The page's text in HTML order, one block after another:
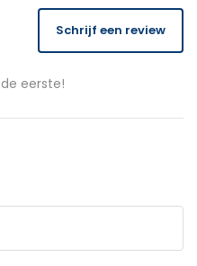
Schrijf een review
eerste!